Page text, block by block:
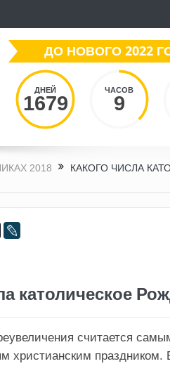
ДО НОВОГО 2022
ДНЕЙ
1679
ЧАСОВ
9
2018
КАКОГО ЧИСЛА
католическое
считается
христианским праздником.